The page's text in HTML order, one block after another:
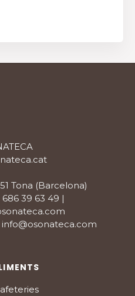
Tona (Barcelona)
686 39 63 49 |